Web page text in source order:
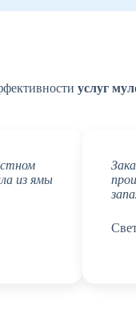
услуг
из ямы